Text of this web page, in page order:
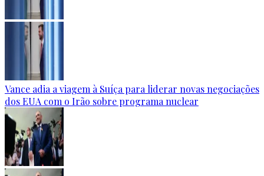
Vance adia a viagem à Suíça para liderar novas negociações
dos EUA com o Irão sobre programa nuclear